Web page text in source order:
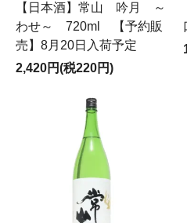
【日本酒】常山 吟月 ～
わせ～ 720ml 【予約販
売】8月20日入荷予定
2,420円(税220円)